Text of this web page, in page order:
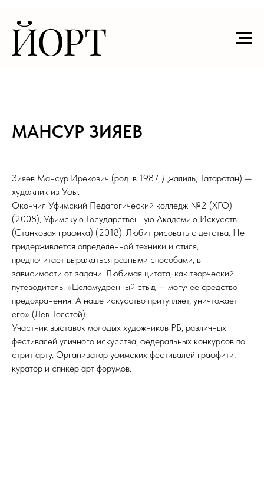
МАНСУР ЗИЯЕВ
Зияев Мансур Ирекович (род. в 1987, Джалиль, Татарстан) —
художник из Уфы.
Окончил Уфимский Педагогический колледж №2 (ХГО)
(2008), Уфимскую Государственную Академию Искусств
(Станковая графика) (2018). Любит рисовать с детства. Не
придерживается определенной техники и стиля,
предпочитает выражаться разными способами, в
зависимости от задачи. Любимая цитата, как творческий
путеводитель: «Целомудренный стыд — могучее средство
предохранения. А наше искусство притупляет, уничтожает
его» (Лев Толстой).
Участник выставок молодых художников РБ, различных
фестивалей уличного искусства, федеральных конкурсов по
стрит арту. Организатор уфимских фестивалей граффити,
куратор и спикер арт форумов.